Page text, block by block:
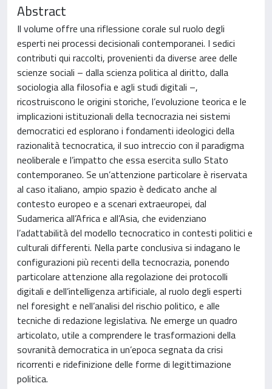
Abstract
Il volume offre una riflessione corale sul ruolo degli
esperti nei processi decisionali contemporanei. I sedici
contributi qui raccolti, provenienti da diverse aree delle
scienze sociali – dalla scienza politica al diritto, dalla
sociologia alla filosofia e agli studi digitali –,
ricostruiscono le origini storiche, l’evoluzione teorica e le
implicazioni istituzionali della tecnocrazia nei sistemi
democratici ed esplorano i fondamenti ideologici della
razionalità tecnocratica, il suo intreccio con il paradigma
neoliberale e l’impatto che essa esercita sullo Stato
contemporaneo. Se un’attenzione particolare è riservata
al caso italiano, ampio spazio è dedicato anche al
contesto europeo e a scenari extraeuropei, dal
Sudamerica all’Africa e all’Asia, che evidenziano
l’adattabilità del modello tecnocratico in contesti politici e
culturali differenti. Nella parte conclusiva si indagano le
configurazioni più recenti della tecnocrazia, ponendo
particolare attenzione alla regolazione dei protocolli
digitali e dell’intelligenza artificiale, al ruolo degli esperti
nel foresight e nell’analisi del rischio politico, e alle
tecniche di redazione legislativa. Ne emerge un quadro
articolato, utile a comprendere le trasformazioni della
sovranità democratica in un’epoca segnata da crisi
ricorrenti e ridefinizione delle forme di legittimazione
politica.